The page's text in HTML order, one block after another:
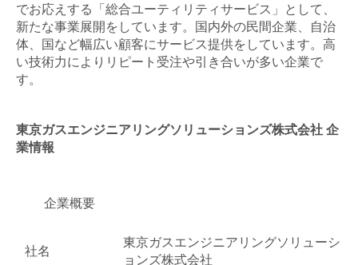
でお応えする「総合ユーティリティサービス」として、
新たな事業展開をしています。国内外の民間企業、自治
体、国など幅広い顧客にサービス提供をしています。高
い技術力によりリピート受注や引き合いが多い企業で
す。
東京ガスエンジニアリングソリューションズ株式会社 企
業情報
企業概要
社名
東京ガスエンジニアリングソリューシ
ョンズ株式会社